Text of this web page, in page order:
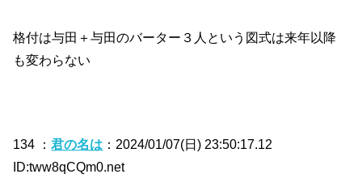
格付は与田＋与田のバーター３人という図式は来年以降
も変わらない
134 ：君の名は ：2024/01/07(日) 23:50:17.12
ID:tww8qCQm0.net